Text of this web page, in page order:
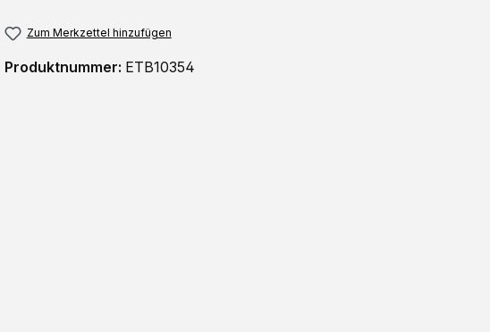
Zum Merkzettel hinzufügen
Produktnummer: ETB10354